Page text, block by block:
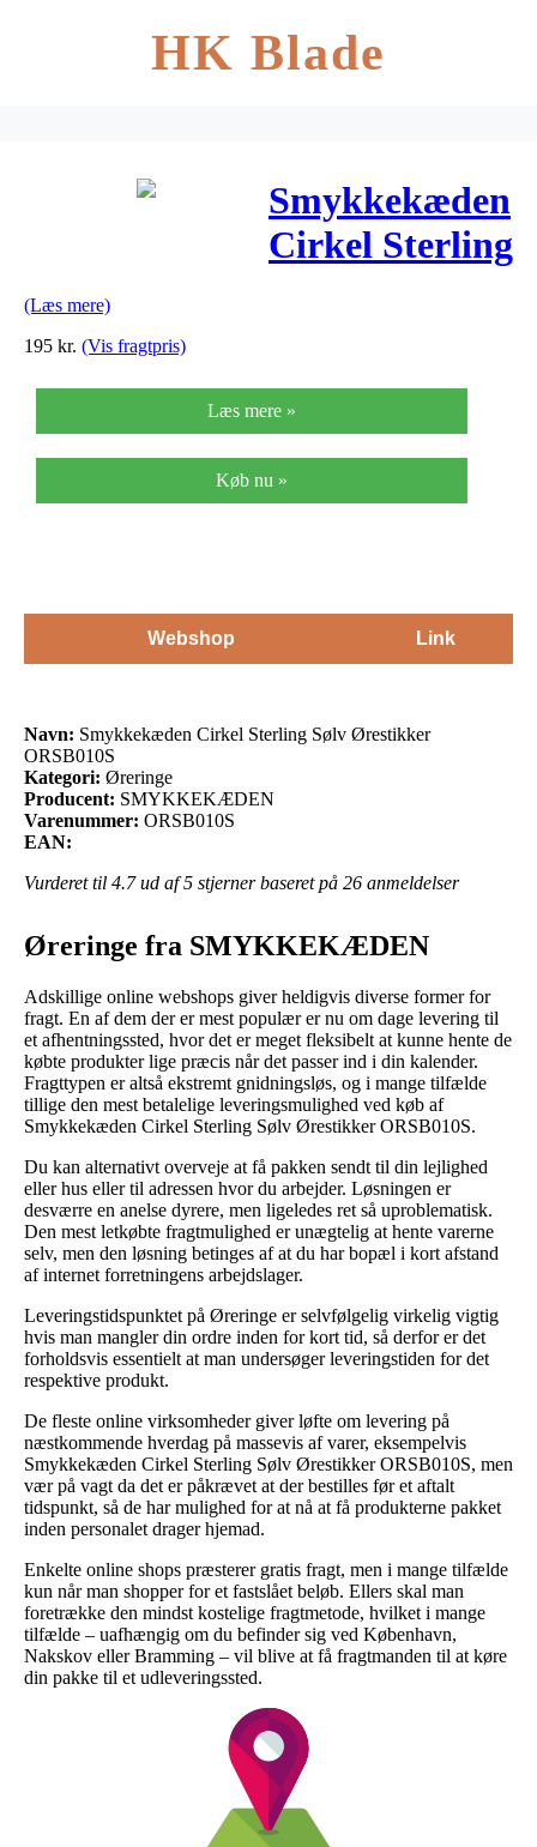
HK Blade
Smykkekæden
Cirkel Sterling
ORSB010S
(Læs mere)
195 kr. (Vis fragtpris)
Læs mere »
Køb nu »
Webshop Link
Navn: Smykkekæden Cirkel Sterling Sølv Ørestikker
ORSB010S
Kategori: Øreringe
Producent: SMYKKEKÆDEN
Varenummer: ORSB010S
EAN:
Vurderet til 4.7ud af 5 stjerner baseret på 26 anmeldelser
Øreringe fra SMYKKEKÆDEN
Adskillige online webshops giver heldigvis diverse former for
fragt. En af dem der er mest populær er nu om dage levering til
et afhentningssted, hvor det er meget fleksibelt at kunne hente de
købte produkter lige præcis når det passer ind i din kalender.
Fragttypen er altså ekstremt gnidningsløs, og i mange tilfælde
tillige den mest betalelige leveringsmulighed ved køb af
Smykkekæden Cirkel Sterling Sølv Ørestikker ORSB010S.
Du kan alternativt overveje at få pakken sendt til din lejlighed
eller hus eller til adressen hvor du arbejder. Løsningen er
desværre en anelse dyrere, men ligeledes ret så uproblematisk.
Den mest letkøbte fragtmulighed er unægtelig at hente varerne
selv, men den løsning betinges af at du har bopæl i kort afstand
af internet forretningens arbejdslager.
Leveringstidspunktet på Øreringe er selvfølgelig virkelig vigtig
hvis man mangler din ordre inden for kort tid, så derfor er det
forholdsvis essentielt at man undersøger leveringstiden for det
respektive produkt.
De fleste online virksomheder giver løfte om levering på
næstkommende hverdag på massevis af varer, eksempelvis
Smykkekæden Cirkel Sterling Sølv Ørestikker ORSB010S, men
vær på vagt da det er påkrævet at der bestilles før et aftalt
tidspunkt, så de har mulighed for at nå at få produkterne pakket
inden personalet drager hjemad.
Enkelte online shops præsterer gratis fragt, men i mange tilfælde
kun når man shopper for et fastslået beløb. Ellers skal man
foretrække den mindst kostelige fragtmetode, hvilket i mange
tilfælde – uafhængig om du befinder sig ved København,
Nakskov eller Bramming – vil blive at få fragtmanden til at køre
din pakke til et udleveringssted.